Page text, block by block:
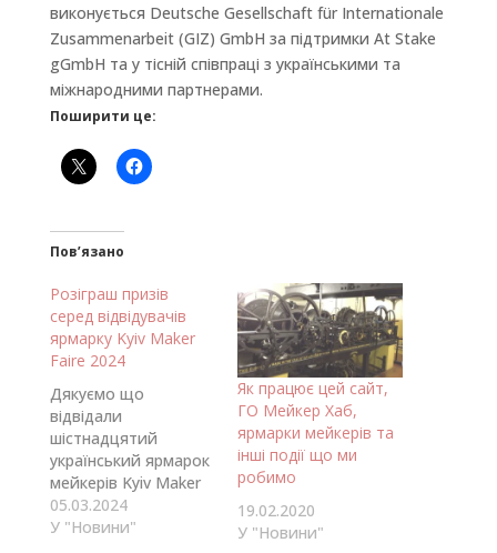
виконується Deutsche Gesellschaft für Internationale
Zusammenarbeit (GIZ) GmbH за підтримки At Stake
gGmbH та у тісній співпраці з українськими та
міжнародними партнерами.
Поширити це:
Пов’язано
Розіграш призів
серед відвідувачів
ярмарку Kyiv Maker
Faire 2024
Дякуємо що
відвідали
шістнадцятий
український ярмарок
мейкерів Kyiv Maker
Faire 2024. Серед
відвідувачів що
05.03.2024
У "Новини"
Як працює цей сайт,
ГО Мейкер Хаб,
ярмарки мейкерів та
інші події що ми
робимо
19.02.2020
У "Новини"